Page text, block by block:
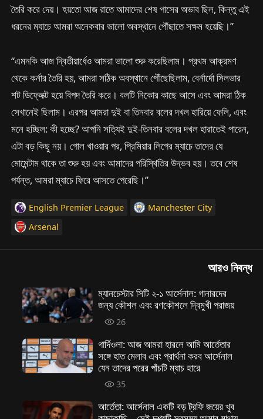
তৈরি করে দেয়। হয়তো আজ রাতে আমাদের শেষ পাসের অভাব ছিল, কিন্তু এই
ধরনের ম্যাচে আমরা অনেকবার ভালো অবস্থানে পৌঁছাতে সক্ষম হয়েছি।”
“এমনকি আজ দ্বিতীয়ার্ধেও আমরা ভালো শুরু করেছিলাম। প্রথম আক্রমণ
থেকে কর্নার তৈরি হয়, আমরা সঠিক অবস্থানে পৌঁছেছিলাম, বের্নার্দো সিলভার
শট ডিফ্লেক্ট হয়ে বিপদ তৈরি করে। বলটি নিকোর কাছে আসে এবং আমরা ঠিক
সেখানেই ছিলাম। এরপর আমরা দুই বা তিনবার বলের দখল হারিয়ে ফেলি, এবং
মনে হচ্ছিল: কী হচ্ছে? আপনি সত্যিই দুই-তিনবার বলের দখল হারাতেই পারেন,
এটা বড় কিছু নয়। গোল খাওয়ার পর, প্রিমিয়ার লিগের ম্যাচে তাদের যে
মোমেন্টাম থাকে তা শুরু হয় এবং আমাদের পরিস্থিতির উদ্ভব হয়। তবে শেষ
পর্যন্ত, আমরা ম্যাচে ফিরে আসতে পেরেছি।”
English Premier League
Manchester City
Arsenal
আরও নিবন্ধ
ম্যানচেস্টার সিটি ২-১ আর্সেনাল: গানারদের
জন্য কৌশল এবং রণকৌশলে দ্বিমুখী পরাজয়
26
গার্দিওলা: আজ আমরা হারলে আমি আর্তেতার
সঙ্গে হাত মেলাব এবং প্রার্থনা করব আর্সেনাল
যেন তাদের পরের পাঁচটি ম্যাচ হারে
35
আর্তেতা: আর্সেনাল একটি বড় ট্রফি জয়ের খুব